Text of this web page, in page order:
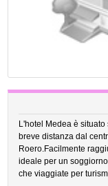
L'hotel Medea è
breve distanza dal
Roero.Facilmente
ideale per un
che viaggiate per